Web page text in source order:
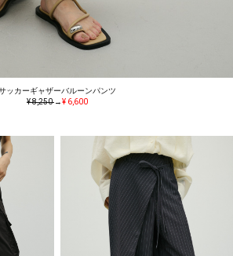
ッカーギャザーバルーンパンツ
¥ 8,250→¥ 6,600